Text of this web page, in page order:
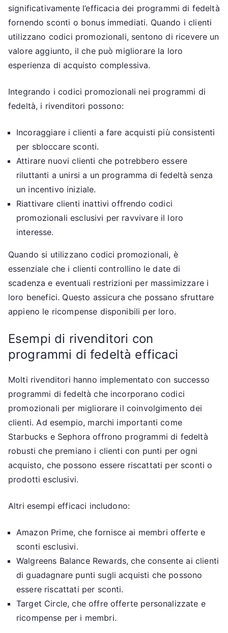
significativamente l’efficacia dei programmi di fedeltà
fornendo sconti o bonus immediati. Quando i clienti
utilizzano codici promozionali, sentono di ricevere un
valore aggiunto, il che può migliorare la loro
esperienza di acquisto complessiva.
Integrando i codici promozionali nei programmi di
fedeltà, i rivenditori possono:
Incoraggiare i clienti a fare acquisti più consistenti
per sbloccare sconti.
Attirare nuovi clienti che potrebbero essere
riluttanti a unirsi a un programma di fedeltà senza
un incentivo iniziale.
Riattivare clienti inattivi offrendo codici
promozionali esclusivi per ravvivare il loro
interesse.
Quando si utilizzano codici promozionali, è
essenziale che i clienti controllino le date di
scadenza e eventuali restrizioni per massimizzare i
loro benefici. Questo assicura che possano sfruttare
appieno le ricompense disponibili per loro.
Esempi di rivenditori con
programmi di fedeltà efficaci
Molti rivenditori hanno implementato con successo
programmi di fedeltà che incorporano codici
promozionali per migliorare il coinvolgimento dei
clienti. Ad esempio, marchi importanti come
Starbucks e Sephora offrono programmi di fedeltà
robusti che premiano i clienti con punti per ogni
acquisto, che possono essere riscattati per sconti o
prodotti esclusivi.
Altri esempi efficaci includono:
Amazon Prime, che fornisce ai membri offerte e
sconti esclusivi.
Walgreens Balance Rewards, che consente ai clienti
di guadagnare punti sugli acquisti che possono
essere riscattati per sconti.
Target Circle, che offre offerte personalizzate e
ricompense per i membri.